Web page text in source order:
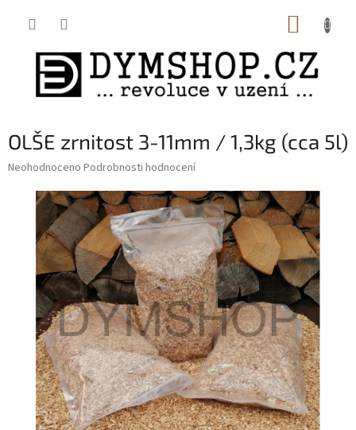
OLŠE zrnitost 3-11mm / 1,3kg (cca 5l)
Průměrné
produktu
hvězdiček.
Neohodnoceno Podrobnosti hodnocení